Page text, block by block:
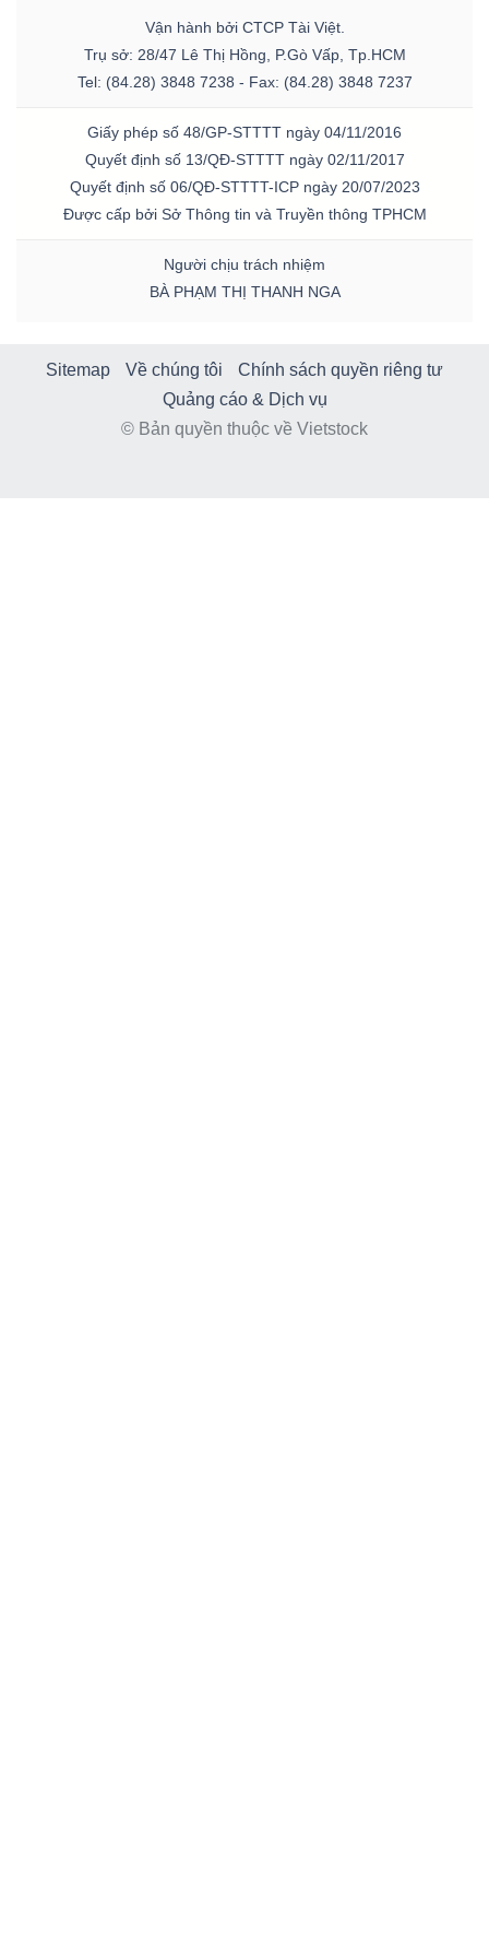
Vận hành bởi CTCP Tài Việt.
Trụ sở: 28/47 Lê Thị Hồng, P.Gò Vấp, Tp.HCM
Tel: (84.28) 3848 7238 - Fax: (84.28) 3848 7237
Giấy phép số 48/GP-STTTT ngày 04/11/2016
Quyết định số 13/QĐ-STTTT ngày 02/11/2017
Quyết định số 06/QĐ-STTTT-ICP ngày 20/07/2023
Được cấp bởi Sở Thông tin và Truyền thông TPHCM
Người chịu trách nhiệm
BÀ PHẠM THỊ THANH NGA
Sitemap Về chúng tôi
Chính sách quyền riêng tư
Quảng cáo & Dịch vụ
© Bản quyền thuộc về Vietstock